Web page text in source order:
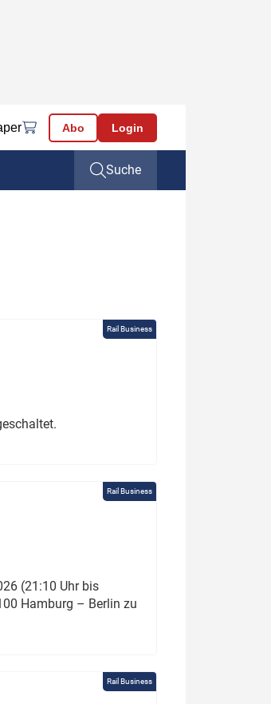
Abo Login
Suche
Rail Business
Rail Business
(21:10 Uhr bis
Hamburg – Berlin zu
Rail Business